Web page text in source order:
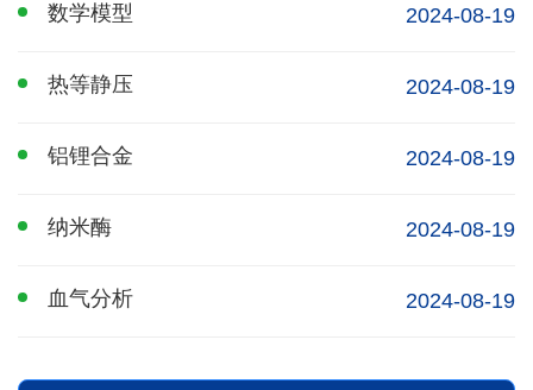
数学模型 2024-08-19
热等静压 2024-08-19
铝锂合金 2024-08-19
纳米酶 2024-08-19
血气分析 2024-08-19